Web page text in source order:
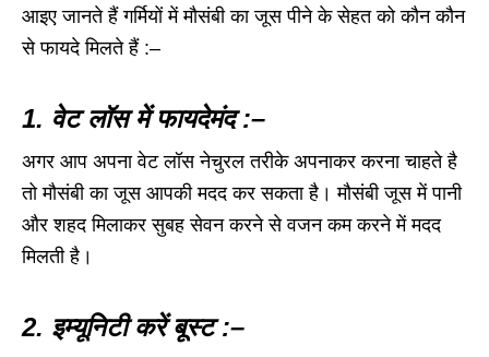
आइए जानते हैं गर्मियों में मौसंबी का जूस पीने के सेहत को कौन कौन
से फायदे मिलते हैं :–
1. वेट लॉस में फायदेमंद :–
अगर आप अपना वेट लॉस नेचुरल तरीके अपनाकर करना चाहते है
तो मौसंबी का जूस आपकी मदद कर सकता है। मौसंबी जूस में पानी
और शहद मिलाकर सुबह सेवन करने से वजन कम करने में मदद
मिलती है।
2. इम्यूनिटी करें बूस्ट :–